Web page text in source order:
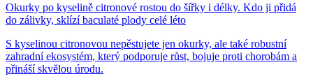
Okurky po kyselině citronové rostou do šířky i délky. Kdo ji přidá
do zálivky, sklízí baculaté plody celé léto
S kyselinou citronovou nepěstujete jen okurky, ale také robustní
zahradní ekosystém, který podporuje růst, bojuje proti chorobám a
přináší skvělou úrodu.